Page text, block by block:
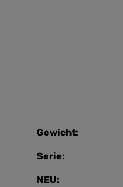
Gewicht:
Serie:
NEU: